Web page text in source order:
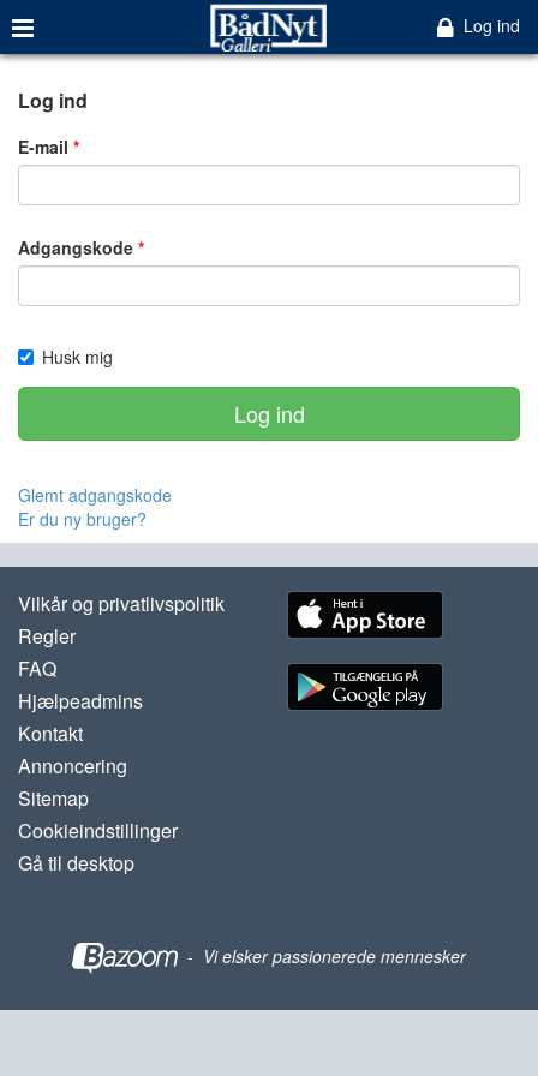
Log ind
Log ind
E-mail
Adgangskode
Husk mig
Log ind
Glemt adgangskode
Er du ny bruger?
Vilkår og privatlivspolitik
Regler
FAQ
Hjælpeadmins
Kontakt
Annoncering
Sitemap
Cookieindstillinger
Gå til desktop
- Vi elsker passionerede mennesker